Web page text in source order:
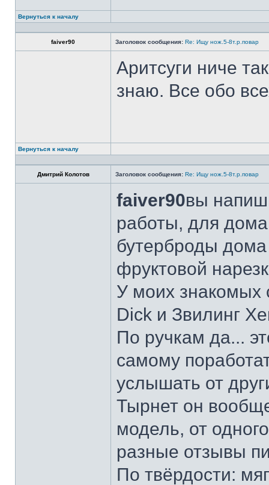
Вернуться к началу
faiver90 Заголовок сообщения: Re: Ищу нож.5-8т.р.повар
Аритсуги ниче
знаю. Все обо
Вернуться к началу
Дмитрий Колотов Заголовок сообщения: Re: Ищу нож.5-8т.р.повар
faiver90вы
работы, для
бутерброды дома
фруктовой
У моих знакомых
Dick и Звилинг
По ручкам да...
самому
услышать от
Тырнет он
модель, от
разные отзывы
По твёрдости: